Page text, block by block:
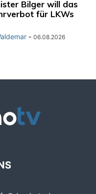
Bilger will das
für LKWs
- 06.08.2026